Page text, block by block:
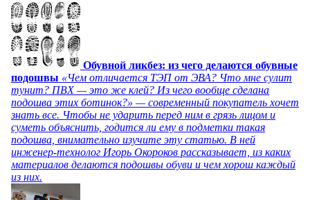
Обувной ликбез: из чего делаются обувные
подошвы «Чем отличается ТЭП от ЭВА? Что мне сулит
тунит? ПВХ — это же клей? Из чего вообще сделана
подошва этих ботинок?» — современный покупатель хочет
знать все. Чтобы не ударить перед ним в грязь лицом и
суметь объяснить, годится ли ему в подметки такая
подошва, внимательно изучите эту статью. В ней
инженер-технолог Игорь Окороков рассказывает, из каких
материалов делаются подошвы обуви и чем хорош каждый
из них.